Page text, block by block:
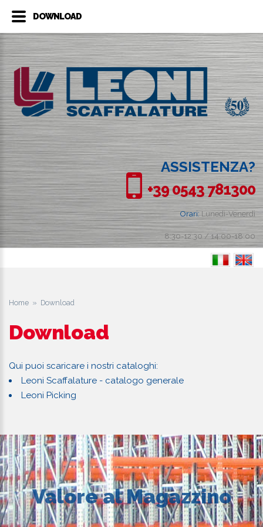
ASSISTENZA?
+39 0543 781300
Orari:Lunedì-Venerdì
8:30-12:30 / 14:00-18:00
Home » Download
Download
Qui puoi scaricare i nostri cataloghi:
Leoni Scaffalature - catalogo generale
Leoni Picking
Valore al Magazzino
DOWNLOAD